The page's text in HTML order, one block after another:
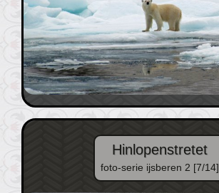
Hinlopenstretet
foto-serie ijsberen 2 [7/14]